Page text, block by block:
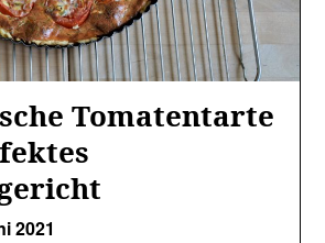
Tomatentarte
2021